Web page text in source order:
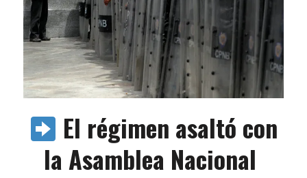
El régimen asaltó con
la Asamblea Nacional